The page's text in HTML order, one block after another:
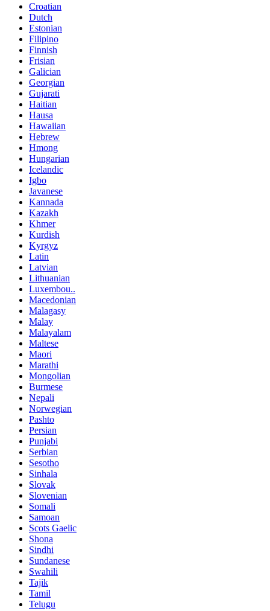
Croatian
Dutch
Estonian
Filipino
Finnish
Frisian
Galician
Georgian
Gujarati
Haitian
Hausa
Hawaiian
Hebrew
Hmong
Hungarian
Icelandic
Igbo
Javanese
Kannada
Kazakh
Khmer
Kurdish
Kyrgyz
Latin
Latvian
Lithuanian
Luxembou..
Macedonian
Malagasy
Malay
Malayalam
Maltese
Maori
Marathi
Mongolian
Burmese
Nepali
Norwegian
Pashto
Persian
Punjabi
Serbian
Sesotho
Sinhala
Slovak
Slovenian
Somali
Samoan
Scots Gaelic
Shona
Sindhi
Sundanese
Swahili
Tajik
Tamil
Telugu